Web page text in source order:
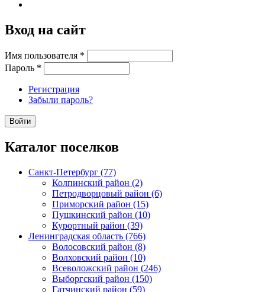
Вход на сайт
Имя пользователя *
Пароль *
Регистрация
Забыли пароль?
Каталог поселков
Санкт-Петербург (77)
Колпинский район (2)
Петродворцовый район (6)
Приморский район (15)
Пушкинский район (10)
Курортный район (39)
Ленинградская область (766)
Волосовский район (8)
Волховский район (10)
Всеволожский район (246)
Выборгский район (150)
Гатчинский район (59)